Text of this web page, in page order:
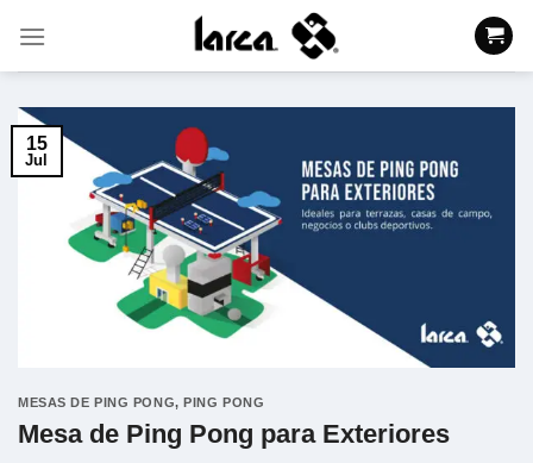
contenido
15
Jul
MESAS DE PING PONG, PING PONG
Mesa de Ping Pong para Exteriores